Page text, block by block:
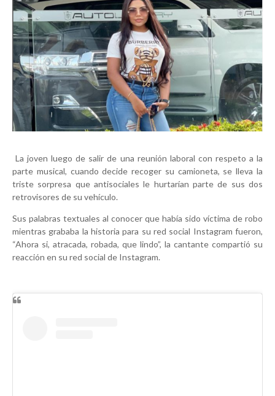
La joven luego de salir de una reunión laboral con respeto a la
parte musical, cuando decide recoger su camioneta, se lleva la
triste sorpresa que antisociales le hurtarían parte de sus dos
retrovisores de su vehículo.
Sus palabras textuales al conocer que había sido víctima de robo
mientras grababa la historia para su red social Instagram fueron,
“Ahora si, atracada, robada, que lindo”, la cantante compartió su
reacción en su red social de Instagram.